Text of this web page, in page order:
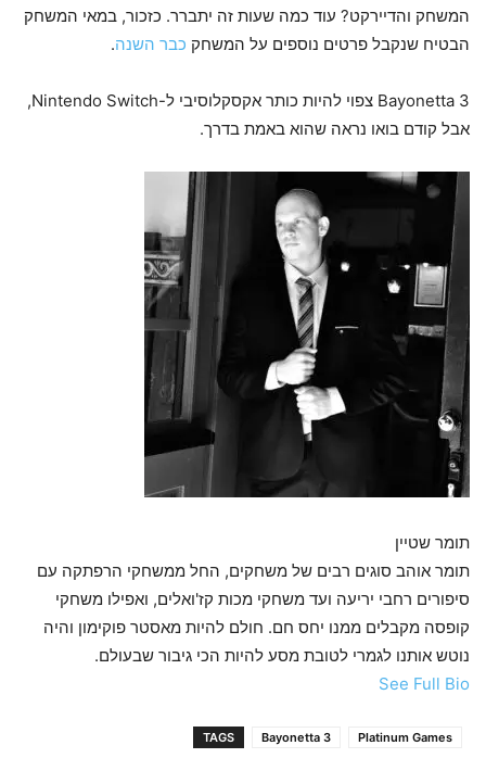
המשחק והדיירקט? עוד כמה שעות זה יתברר. כזכור, במאי המשחק
הבטיח שנקבל פרטים נוספים על המשחק כבר השנה.
Bayonetta 3 צפוי להיות כותר אקסקלוסיבי ל-Nintendo Switch,
אבל קודם בואו נראה שהוא באמת בדרך.
תומר שטיין
תומר אוהב סוגים רבים של משחקים, החל ממשחקי הרפתקה עם
סיפורים רחבי יריעה ועד משחקי מכות קז'ואלים, ואפילו משחקי
קופסה מקבלים ממנו יחס חם. חולם להיות מאסטר פוקימון והיה
נוטש אותנו לגמרי לטובת מסע להיות הכי גיבור שבעולם.
See Full Bio
TAGS Bayonetta 3 Platinum Games